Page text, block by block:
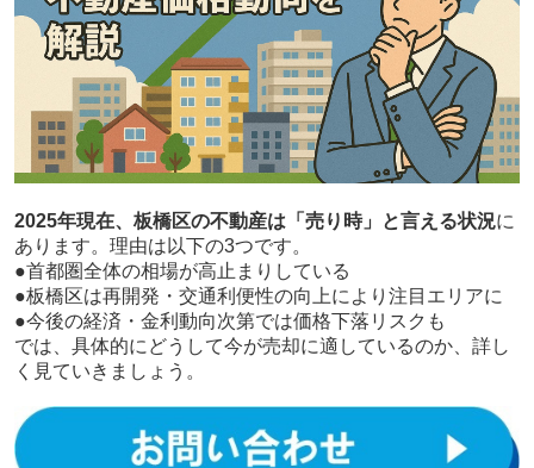
2025年現在、板橋区の不動産は「売り時」と言える状況に
あります。理由は以下の3つです。
●首都圏全体の相場が高止まりしている
●板橋区は再開発・交通利便性の向上により注目エリアに
●今後の経済・金利動向次第では価格下落リスクも
では、具体的にどうして今が売却に適しているのか、詳し
く見ていきましょう。